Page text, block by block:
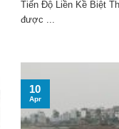
Tiến Độ Liền Kề Biệt
được ...
10
Apr